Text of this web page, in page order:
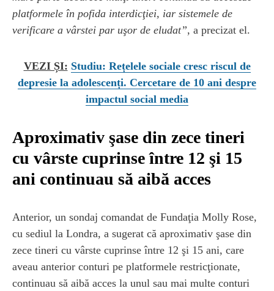
platformele în pofida interdicţiei, iar sistemele de
verificare a vârstei par uşor de eludat”, a precizat el.
VEZI ȘI: Studiu: Rețelele sociale cresc riscul de
depresie la adolescenți. Cercetare de 10 ani despre
impactul social media
Aproximativ şase din zece tineri
cu vârste cuprinse între 12 şi 15
ani continuau să aibă acces
Anterior, un sondaj comandat de Fundaţia Molly Rose,
cu sediul la Londra, a sugerat că aproximativ şase din
zece tineri cu vârste cuprinse între 12 şi 15 ani, care
aveau anterior conturi pe platformele restricţionate,
continuau să aibă acces la unul sau mai multe conturi